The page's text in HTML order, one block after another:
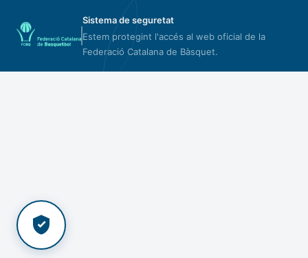
Sistema de seguretat
Estem protegint l'accés al web oficial de la
Federació Catalana de Bàsquet.